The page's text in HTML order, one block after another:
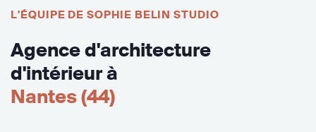
L'ÉQUIPE DE SOPHIE BELIN STUDIO
Agence d'architecture
d'intérieur à
Nantes (44)